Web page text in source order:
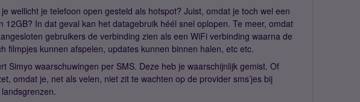
je wellicht je telefoon open gesteld als hotspot? Juist, omdat je toch wel een
12GB? In dat geval kan het datagebruik héél snel oplopen. Te meer, omdat
gebruikers de verbinding zien als een WiFi verbinding waarna de
filmpjes kunnen afspelen, updates kunnen binnen halen, etc etc.
Simyo waarschuwingen per SMS. Deze heb je waarschijnlijk gemist. Of
omdat je, net als velen, niet zit te wachten op de provider sms’jes bij